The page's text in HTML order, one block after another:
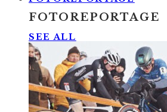
FOTOREPORTAGE
SEE ALL